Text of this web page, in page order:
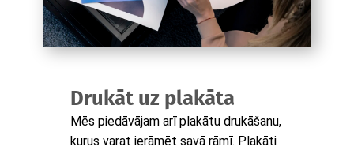
Drukāt uz plakāta
Mēs piedāvājam arī plakātu drukāšanu,
kurus varat ierāmēt savā rāmī. Plakāti